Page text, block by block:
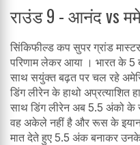
राउंड 9 - आनंद vs
सिंकिफील्ड कप सुपर ग्रांड
परिणाम लेकर आया । भारत के 5
साथ सयुंक्त बढ़त पर चल रहे
डिंग लीरेन के हाथो अप्रत्याशित
साथ डिंग लीरेन अब 5.5 अंको के
वह अकेले नहीं है और रूस के इयान
मात देते हुए 5.5 अंक बनाकर उनके